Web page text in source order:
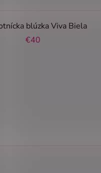
blúzka Viva Biela
€40